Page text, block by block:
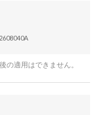
適用はできません。